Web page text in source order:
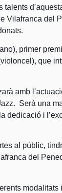
Vilafranca del
primer
que
amb
Serà una
dedicació i
al públic,
del
modalitats